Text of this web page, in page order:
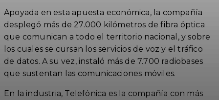
Apoyada en esta apuesta económica, la compañía
desplegó más de 27.000 kilómetros de fibra óptica
que comunican a todo el territorio nacional, y sobre
los cuales se cursan los servicios de voz y el tráfico
de datos. A su vez, instaló más de 7.700 radiobases
que sustentan las comunicaciones móviles.
En la industria, Telefónica es la compañía con más